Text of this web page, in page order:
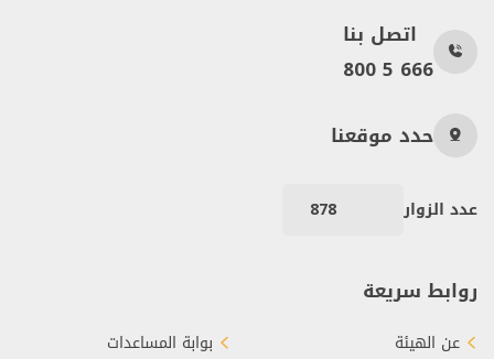
اتصل بنا
800 5 666
حدد موقعنا
عدد الزوار 878
روابط سريعة
عن الهيئة
بوابة المساعدات